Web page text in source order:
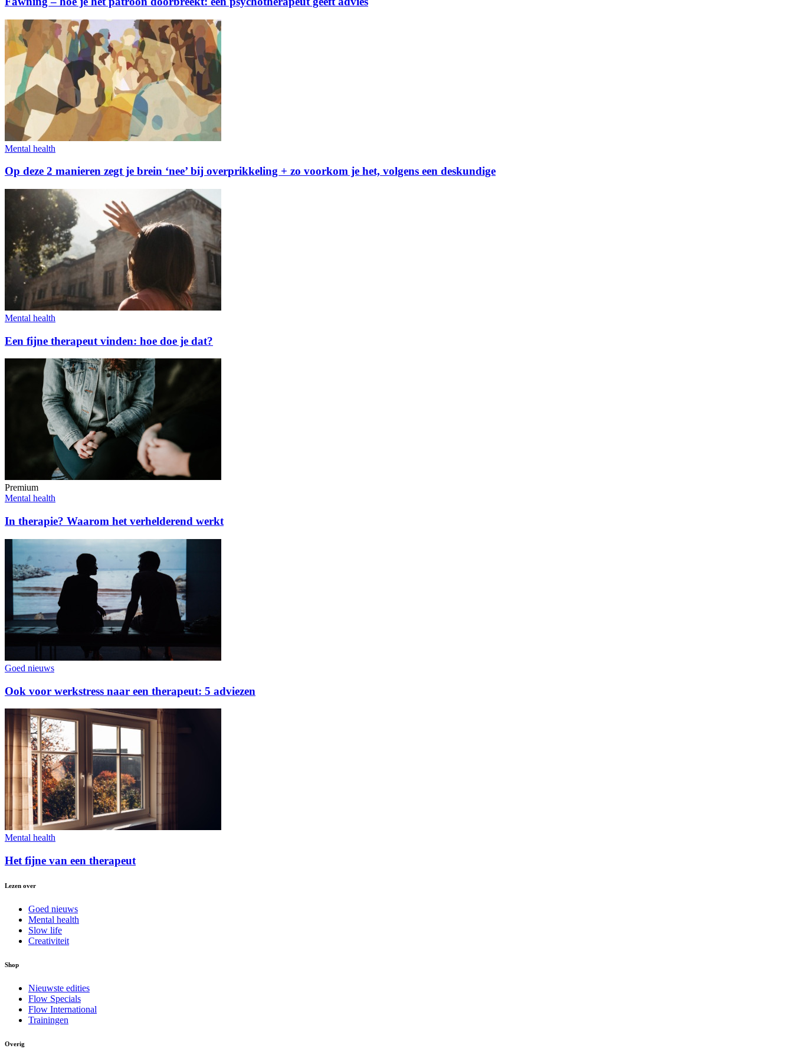
Mental health
Op deze 2 manieren zegt je brein ‘nee’ bij overprikkeling + zo voorkom je het, volgens een deskundige
Mental health
Een fijne therapeut vinden: hoe doe je dat?
Premium
Mental health
In therapie? Waarom het verhelderend werkt
Goed nieuws
Ook voor werkstress naar een therapeut: 5 adviezen
Mental health
Het fijne van een therapeut
Lezen over
Goed nieuws
Mental health
Slow life
Creativiteit
Shop
Nieuwste edities
Flow Specials
Flow International
Trainingen
Overig